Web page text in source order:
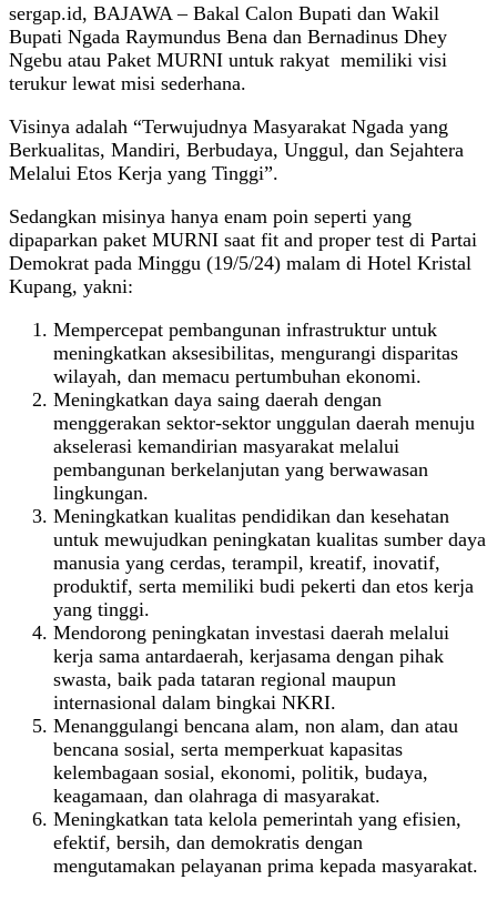
sergap.id, BAJAWA – Bakal Calon Bupati dan Wakil
Bupati Ngada Raymundus Bena dan Bernadinus Dhey
Ngebu atau Paket MURNI untuk rakyat memiliki visi
terukur lewat misi sederhana.
Visinya adalah “Terwujudnya Masyarakat Ngada yang
Berkualitas, Mandiri, Berbudaya, Unggul, dan Sejahtera
Melalui Etos Kerja yang Tinggi”.
Sedangkan misinya hanya enam poin seperti yang
dipaparkan paket MURNI saat fit and proper test di Partai
Demokrat pada Minggu (19/5/24) malam di Hotel Kristal
Kupang, yakni:
Mempercepat pembangunan infrastruktur untuk
meningkatkan aksesibilitas, mengurangi disparitas
wilayah, dan memacu pertumbuhan ekonomi.
Meningkatkan daya saing daerah dengan
menggerakan sektor-sektor unggulan daerah menuju
akselerasi kemandirian masyarakat melalui
pembangunan berkelanjutan yang berwawasan
lingkungan.
Meningkatkan kualitas pendidikan dan kesehatan
untuk mewujudkan peningkatan kualitas sumber daya
manusia yang cerdas, terampil, kreatif, inovatif,
produktif, serta memiliki budi pekerti dan etos kerja
yang tinggi.
Mendorong peningkatan investasi daerah melalui
kerja sama antardaerah, kerjasama dengan pihak
swasta, baik pada tataran regional maupun
internasional dalam bingkai NKRI.
Menanggulangi bencana alam, non alam, dan atau
bencana sosial, serta memperkuat kapasitas
kelembagaan sosial, ekonomi, politik, budaya,
keagamaan, dan olahraga di masyarakat.
Meningkatkan tata kelola pemerintah yang efisien,
efektif, bersih, dan demokratis dengan
mengutamakan pelayanan prima kepada masyarakat.